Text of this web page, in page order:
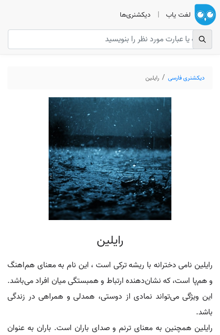
لغت یاب | دیکشنری‌ها
دیکشنری فارسی رایلین
رایلین
رایلین نامی دخترانه با ریشه ترکی است ، این نام به معنای هم‌اهنگ
و هم‌پا است، که نشان‌دهنده ارتباط و همبستگی میان افراد می‌باشد.
این ویژگی می‌تواند نمادی از دوستی، همدلی و همراهی در زندگی
باشد.
رایلین همچنین به معنای ترنم و صدای باران است. باران به عنوان